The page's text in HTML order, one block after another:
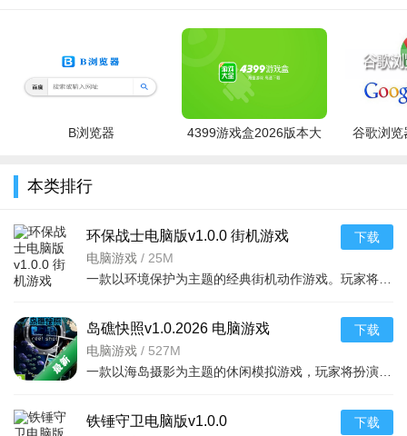
B浏览器
4399游戏盒2026版本大
谷歌浏览
本类排行
环保战士电脑版v1.0.0 街机游戏
电脑游戏 / 25M
下载
岛礁快照v1.0.2026 电脑游戏
电脑游戏 / 527M
下载
铁锤守卫电脑版v1.0.0 下载